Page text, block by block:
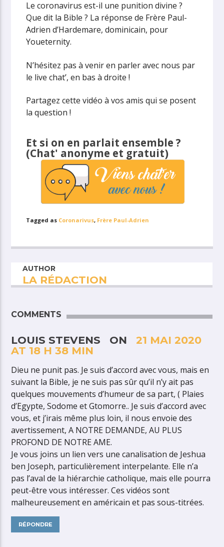
Le coronavirus est-il une punition divine ?
Que dit la Bible ? La réponse de Frère Paul-
Adrien d’Hardemare, dominicain, pour
Youeternity.
N’hésitez pas à venir en parler avec nous par
le live chat’, en bas à droite !
Partagez cette vidéo à vos amis qui se posent
la question !
Et si on en parlait ensemble ?
(Chat' anonyme et gratuit)
Tagged as Coronarivus, Frère Paul-Adrien
AUTHOR
LA RÉDACTION
COMMENTS
LOUIS STEVENS ON21 MAI 2020
AT 18 H 38 MIN
Dieu ne punit pas. Je suis d’accord avec vous, mais en
suivant la Bible, je ne suis pas sûr qu’il n’y ait pas
quelques mouvements d’humeur de sa part, ( Plaies
d’Egypte, Sodome et Gtomorre.. Je suis d’accord avec
vous, et j’irais même plus loin, il nous envoie des
avertissement, A NOTRE DEMANDE, AU PLUS
PROFOND DE NOTRE AME.
Je vous joins un lien vers une canalisation de Jeshua
ben Joseph, particulièrement interpelante. Elle n’a
pas l’aval de la hiérarchie catholique, mais elle pourra
peut-être vous intéresser. Ces vidéos sont
malheureusement en américain et pas sous-titrées.
RÉPONDRE